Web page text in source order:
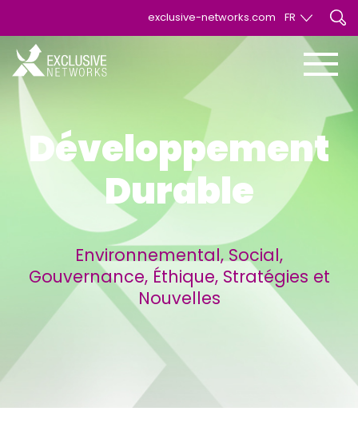
exclusive-networks.com FR
Développement
Durable
Environnemental, Social,
Gouvernance, Éthique, Stratégies et
Nouvelles